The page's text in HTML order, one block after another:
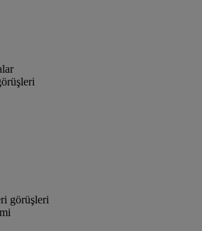
görüşleri